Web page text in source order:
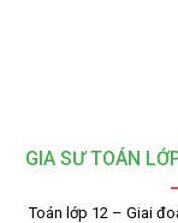
GIA SƯ TOÁN
Toán lớp 12 – Giai